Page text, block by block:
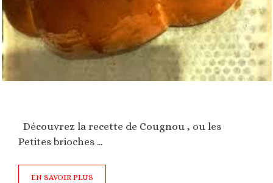
Découvrez la recette de Cougnou , ou les
Petites brioches …
EN SAVOIR PLUS